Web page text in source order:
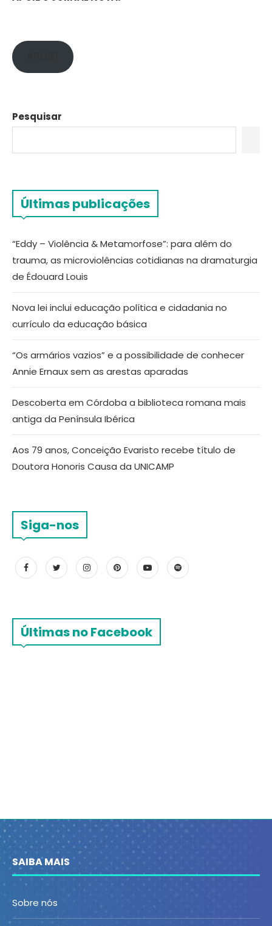
Pesquisar
Últimas publicações
“Eddy – Violência & Metamorfose”: para além do
trauma, as microviolências cotidianas na dramaturgia
de Édouard Louis
Nova lei inclui educação política e cidadania no
currículo da educação básica
“Os armários vazios” e a possibilidade de conhecer
Annie Ernaux sem as arestas aparadas
Descoberta em Córdoba a biblioteca romana mais
antiga da Península Ibérica
Aos 79 anos, Conceição Evaristo recebe título de
Doutora Honoris Causa da UNICAMP
Siga-nos
Últimas no Facebook
SAIBA MAIS
Sobre nós